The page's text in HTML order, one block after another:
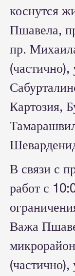
коснутся
Пшавела,
пр.
Картозия,
В связи с
работ с
Важа